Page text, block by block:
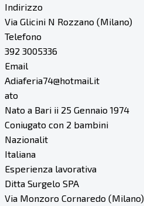
Indirizzo
Via Glicini N Rozzano (Milano)
Telefono
392 3005336
Email
Adiaferia74@hotmail.it
ato
Nato a Bari ii 25 Gennaio 1974
Coniugato con 2 bambini
Nazionalit
Italiana
Esperienza lavorativa
Ditta Surgelo SPA
Via Monzoro Cornaredo (Milano)